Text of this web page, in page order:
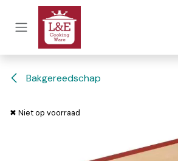
Overslaan naar inhoud
Bakgereedschap
✖ Niet op voorraad